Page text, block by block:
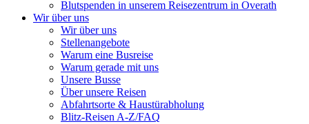
Blutspenden in unserem Reisezentrum in Overath
Wir über uns
Wir über uns
Stellenangebote
Warum eine Busreise
Warum gerade mit uns
Unsere Busse
Über unsere Reisen
Abfahrtsorte & Haustürabholung
Blitz-Reisen A-Z/FAQ